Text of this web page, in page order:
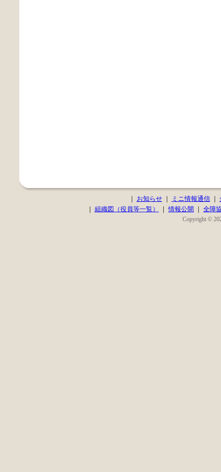
｜ お知らせ｜ ミニ情報通信｜
｜ 組織図（役員等一覧） ｜情報公開 ｜ 全障
Copyright ©